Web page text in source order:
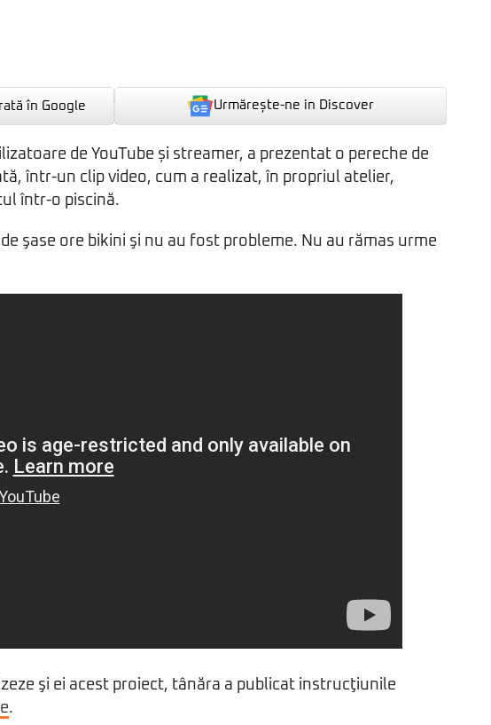
în Google Urmărește-ne in Discover
de YouTube și streamer, a prezentat o pereche de
într-un clip video, cum a realizat, în propriul atelier,
într-o piscină.
şase ore bikini şi nu au fost probleme. Nu au rămas urme
şi ei acest proiect, tânăra a publicat instrucţiunile
.